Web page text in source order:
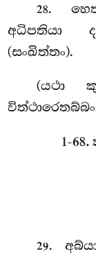
28.
අධිපතියා
(සංඛිත්තං).
(යථා
1-
29.